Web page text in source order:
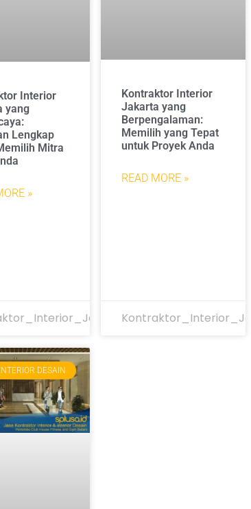
Interior
yang
Lengkap
Mitra
»
Kontraktor Interior
Jakarta yang
Berpengalaman:
Memilih yang Tepat
untuk Proyek Anda
READ MORE »
INTERIOR DESAIN